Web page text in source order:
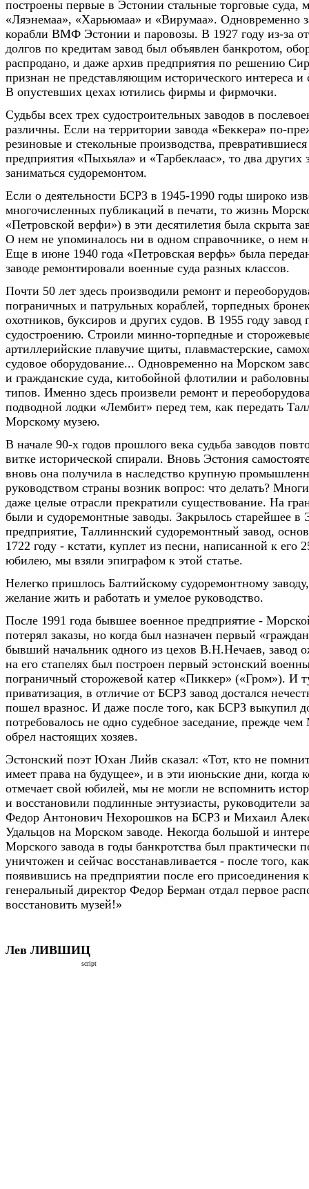
построены первые в Эстонии стальные торговые суда,
«Ляэнемаа», «Харьюмаа» и «Вирумаа». Одновременно
корабли ВМФ Эстонии и паровозы. В 1927 году из-за
долгов по кредитам завод был объявлен банкротом,
распродано, и даже архив предприятия по решению
признан не представляющим исторического интереса и
В опустевших цехах ютились фирмы и фирмочки.
Судьбы всех трех судостроительных заводов в
различны. Если на территории завода «Беккера» по-
резиновые и стекольные производства,
предприятия «Пыхьяла» и «Тарбеклаас», то два других
заниматься судоремонтом.
Если о деятельности БСРЗ в 1945-1990 годы широко
многочисленных публикаций в печати, то жизнь
«Петровской верфи») в эти десятилетия была скрыта
О нем не упоминалось ни в одном справочнике, о нем
Еще в июне 1940 года «Петровская верфь» была
заводе ремонтировали военные суда разных классов.
Почти 50 лет здесь производили ремонт и
пограничных и патрульных кораблей, торпедных
охотников, буксиров и других судов. В 1955 году завод
судостроению. Строили минно-торпедные и
артиллерийские плавучие щиты, плавмастерские,
судовое оборудование... Одновременно на Морском
и гражданские суда, китобойной флотилии и
типов. Именно здесь произвели ремонт и
подводной лодки «Лембит» перед тем, как передать
Морскому музею.
В начале 90-х годов прошлого века судьба заводов
витке исторической спирали. Вновь Эстония
вновь она получила в наследство крупную
руководством страны возник вопрос: что делать?
даже целые отрасли прекратили существование. На
были и судоремонтные заводы. Закрылось старейшее в
предприятие, Таллиннский судоремонтный завод,
1722 году - кстати, куплет из песни, написанной к его
юбилею, мы взяли эпиграфом к этой статье.
Нелегко пришлось Балтийскому судоремонтному
желание жить и работать и умелое руководство.
После 1991 года бывшее военное предприятие -
потерял заказы, но когда был назначен первый
бывший начальник одного из цехов В.Н.Нечаев, завод
на его стапелях был построен первый эстонский
пограничный сторожевой катер «Пиккер» («Гром»). И
приватизация, в отличие от БСРЗ завод достался
пошел вразнос. И даже после того, как БСРЗ выкупил
потребовалось не одно судебное заседание, прежде
обрел настоящих хозяев.
Эстонский поэт Юхан Лийв сказал: «Тот, кто не
имеет права на будущее», и в эти июньские дни, когда
отмечает свой юбилей, мы не могли не вспомнить
и восстановили подлинные энтузиасты, руководители
Федор Антонович Нехорошков на БСРЗ и Михаил
Удальцов на Морском заводе. Некогда большой и
Морского завода в годы банкротства был практически
уничтожен и сейчас восстанавливается - после того,
появившись на предприятии после его присоединения
генеральный директор Федор Берман отдал первое
восстановить музей!»
Лев ЛИВШИЦ
script